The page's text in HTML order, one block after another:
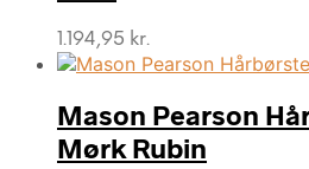
1.194,95 kr.
Mason Pearson
Mørk Rubin